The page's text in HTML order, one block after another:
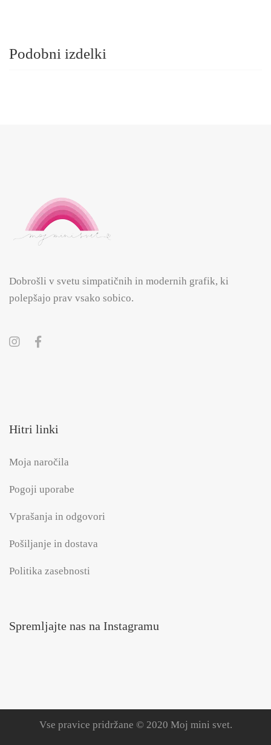
Podobni izdelki
Dobrošli v svetu simpatičnih in modernih grafik, ki
polepšajo prav vsako sobico.
Hitri linki
Moja naročila
Pogoji uporabe
Vprašanja in odgovori
Pošiljanje in dostava
Politika zasebnosti
Spremljajte nas na Instagramu
Vse pravice pridržane © 2020 Moj mini svet.